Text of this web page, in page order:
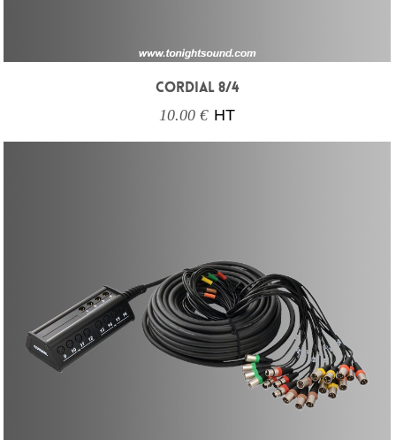
CORDIAL 8/4
10.00 € HT